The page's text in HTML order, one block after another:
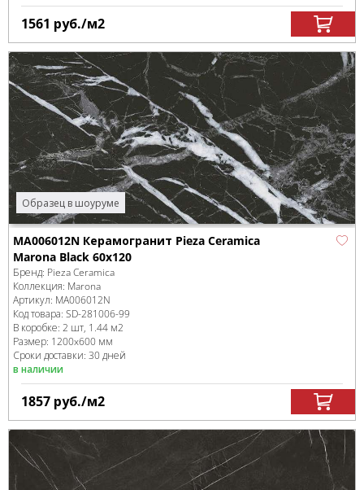
1561 руб./м2
Образец в шоуруме
MA006012N Керамогранит Pieza Ceramica
Marona Black 60х120
Бренд: Pieza Ceramica
Коллекция: Marona
Артикул: MA006012N
Код товара: SD-281006-99
В коробке: 2 шт, 1.44 м2
Размер: 1200x600 мм
Сроки доставки: 30 дней
в наличии
1857 руб./м2